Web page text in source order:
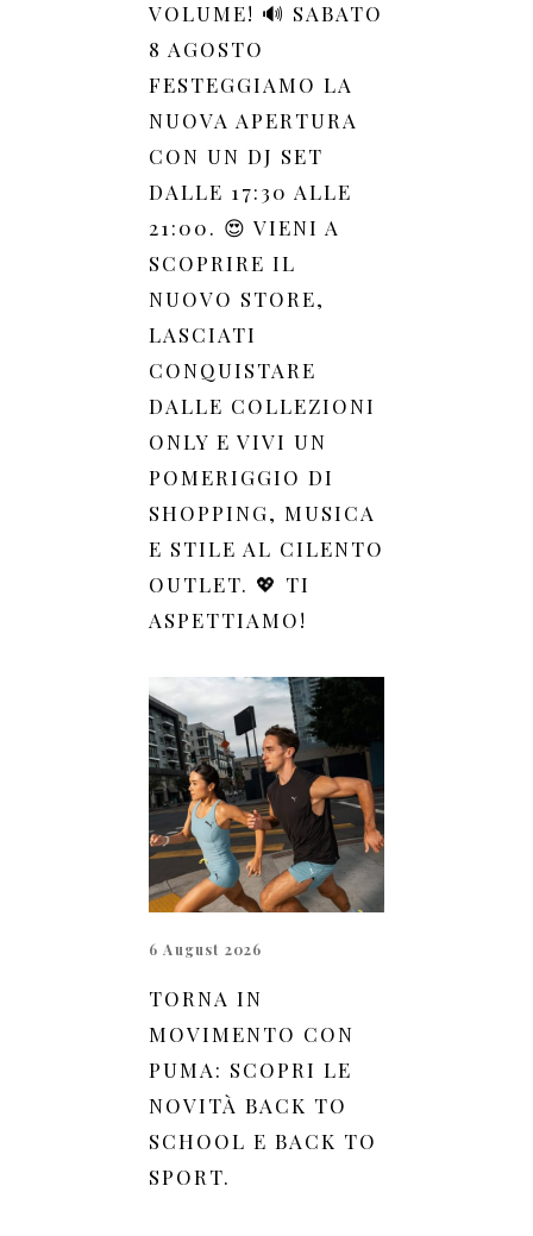
VOLUME! 🔊 SABATO
8 AGOSTO
FESTEGGIAMO LA
NUOVA APERTURA
CON UN DJ SET
DALLE 17:30 ALLE
21:00. 😍 VIENI A
SCOPRIRE IL
NUOVO STORE,
LASCIATI
CONQUISTARE
DALLE COLLEZIONI
ONLY E VIVI UN
POMERIGGIO DI
SHOPPING, MUSICA
E STILE AL CILENTO
OUTLET. 💖 TI
ASPETTIAMO!
6 August 2026
TORNA IN
MOVIMENTO CON
PUMA: SCOPRI LE
NOVITÀ BACK TO
SCHOOL E BACK TO
SPORT.